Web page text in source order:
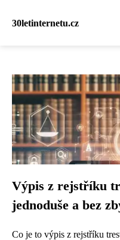
30letinternetu.cz
Výpis z rejstříku
jednoduše a bez
Co je to výpis z rejstříku